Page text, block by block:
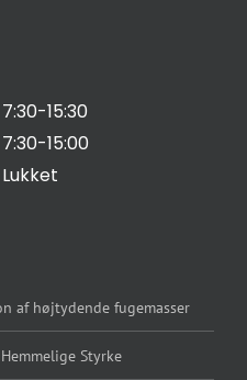
7:30-15:30
7:30-15:00
Lukket
af højtydende fugemasser
Styrke